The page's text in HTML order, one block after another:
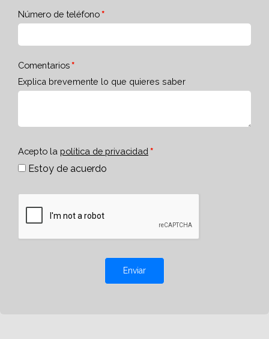
Número de teléfono
Comentarios
Explica brevemente lo que quieres saber
Acepto la política de privacidad
Estoy de acuerdo
Enviar